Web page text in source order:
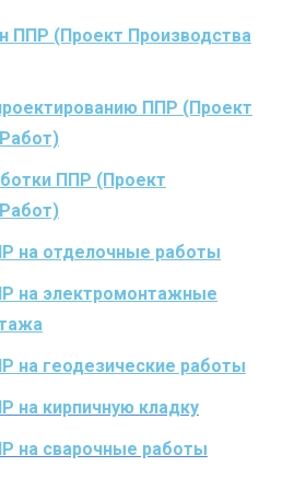
ППР (Проект Производства
ППР (Проект
ППР (Проект
на отделочные работы
на электромонтажные
на геодезические работы
на кирпичную кладку
на сварочные работы